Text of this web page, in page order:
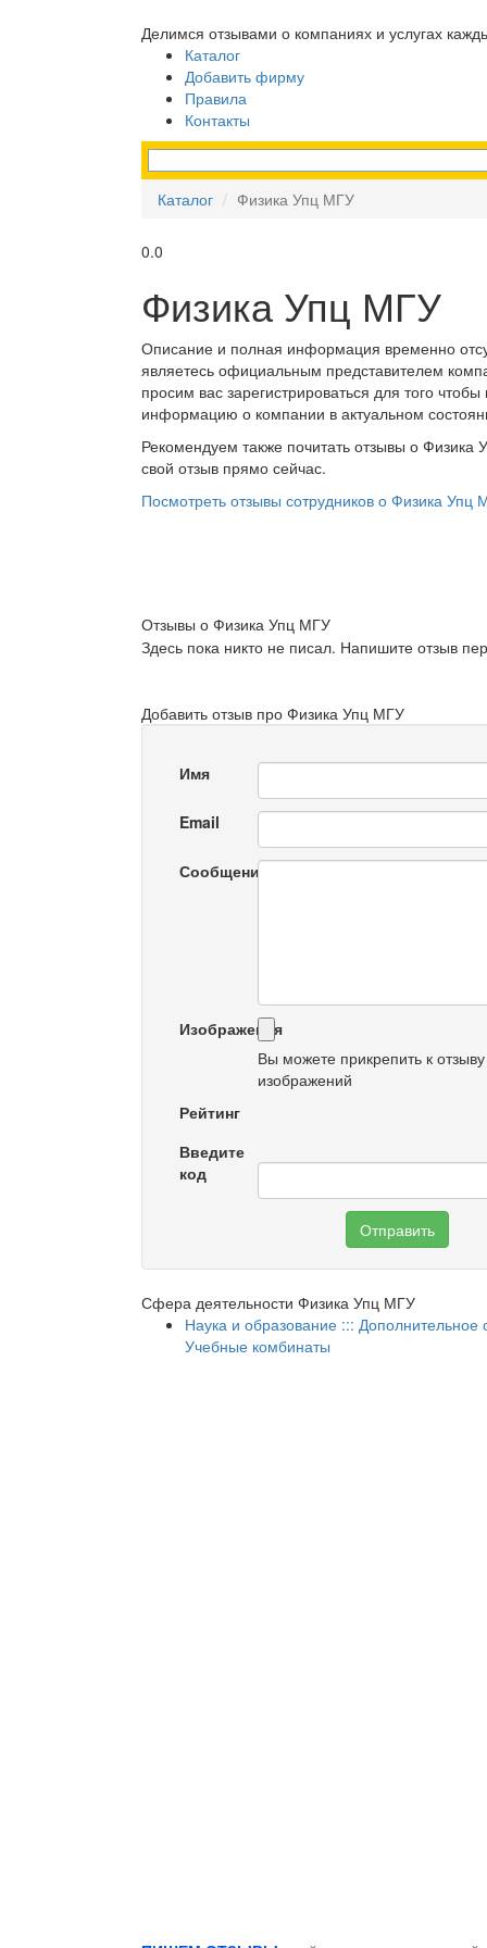
Делимся отзывами о компаниях и услугах
Каталог
Добавить фирму
Правила
Контакты
Каталог Физика Упц МГУ
0.0
Физика Упц МГУ
Описание и полная информация временно
являетесь официальным представителем
просим вас зарегистрироваться для того
информацию о компании в актуальном
Рекомендуем также почитать отзывы о Физика
свой отзыв прямо сейчас.
Посмотреть отзывы сотрудников о Физика Упц
Отзывы о Физика Упц МГУ
Здесь пока никто не писал. Напишите отзыв
Добавить отзыв про Физика Упц МГУ
Имя
Email
Сообщение
Изображения
Вы можете прикрепить к
изображений
Рейтинг
Введите
код
Отправить
Сфера деятельности Физика Упц МГУ
Наука и образование ::: Дополнительное
Учебные комбинаты